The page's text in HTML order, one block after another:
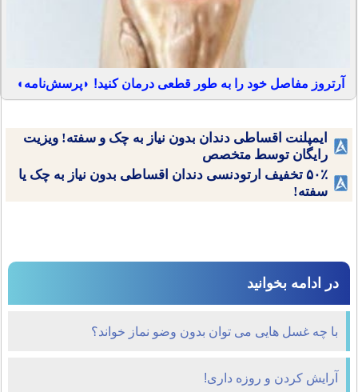
آرتروز مفاصل خود را به طور قطعی درمان کنید! ◗پرسش‌نامه◖
ایمپلنت اقساطی دندان بدون نیاز به چک و سفته! ویزیت
رایگان توسط متخصص
۵۰٪ تخفیف ارتودنسی دندان اقساطی بدون نیاز به چک یا
سفته!
در ادامه بخوانید
با چه غسل ‏هایى می توان بدون وضو نماز خواند؟
آرایش کردن و روزه داری!